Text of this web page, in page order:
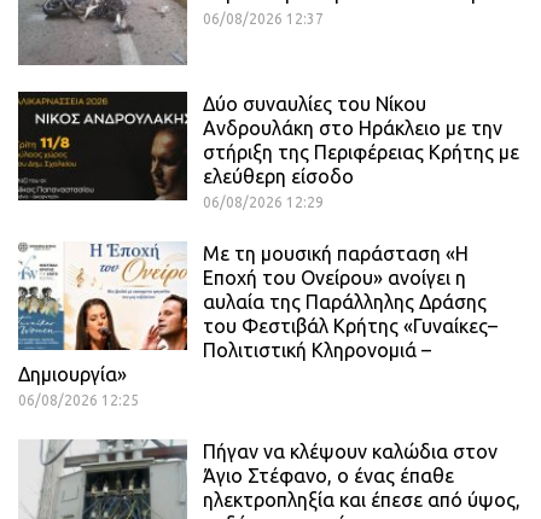
06/08/2026 12:37
Δύο συναυλίες του Νίκου
Ανδρουλάκη στο Ηράκλειο με την
στήριξη της Περιφέρειας Κρήτης με
ελεύθερη είσοδο
06/08/2026 12:29
Με τη μουσική παράσταση «Η
Εποχή του Ονείρου» ανοίγει η
αυλαία της Παράλληλης Δράσης
του Φεστιβάλ Κρήτης «Γυναίκες–
Πολιτιστική Κληρονομιά –
Δημιουργία»
06/08/2026 12:25
Πήγαν να κλέψουν καλώδια στον
Άγιο Στέφανο, ο ένας έπαθε
ηλεκτροπληξία και έπεσε από ύψος,